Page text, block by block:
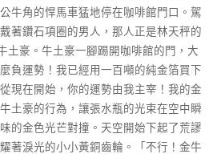
牛角的悍馬車猛地停在咖啡館門口。駕
著鑽石項圈的男人，那人正是林天秤的
豪。牛土豪一腳踢開咖啡館的門，大
負運勢！我已經用一百噸的純金箔買下
現在開始，你的運勢由我主宰！我的金
土豪的行為，讓張水瓶的光束在空中瞬
的金色光芒對撞。天空開始下起了荒謬
著淚光的小小黃銅齒輪。「不行！金牛